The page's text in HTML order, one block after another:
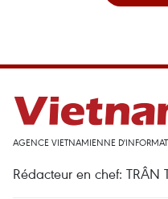
AGENCE VIETNAMIENNE
Rédacteur en chef: TRÂN